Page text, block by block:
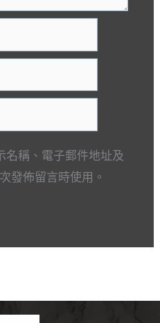
名稱、電子郵件地址及
發佈留言時使用。